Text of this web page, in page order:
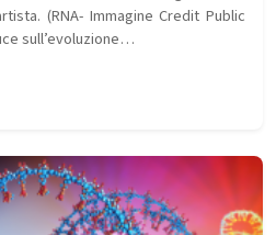
(RNA- Immagine Credit Public
sull’evoluzione…